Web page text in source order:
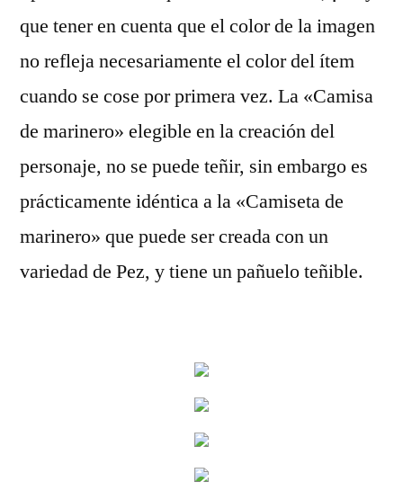
que tener en cuenta que el color de la imagen
no refleja necesariamente el color del ítem
cuando se cose por primera vez. La «Camisa
de marinero» elegible en la creación del
personaje, no se puede teñir, sin embargo es
prácticamente idéntica a la «Camiseta de
marinero» que puede ser creada con un
variedad de Pez, y tiene un pañuelo teñible.